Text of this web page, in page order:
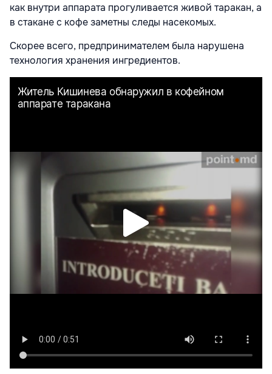
как внутри аппарата прогуливается живой таракан, а
в стакане с кофе заметны следы насекомых.
Скорее всего, предпринимателем была нарушена
технология хранения ингредиентов.